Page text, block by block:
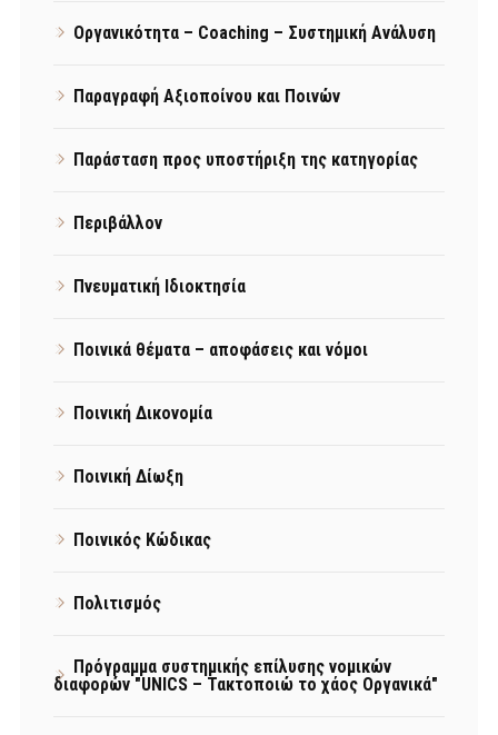
Οργανικότητα – Coaching – Συστημική Ανάλυση
Παραγραφή Αξιοποίνου και Ποινών
Παράσταση προς υποστήριξη της κατηγορίας
Περιβάλλον
Πνευματική Ιδιοκτησία
Ποινικά θέματα – αποφάσεις και νόμοι
Ποινική Δικονομία
Ποινική Δίωξη
Ποινικός Κώδικας
Πολιτισμός
Πρόγραμμα συστημικής επίλυσης νομικών
διαφορών "UNICS – Τακτοποιώ το χάος Οργανικά"